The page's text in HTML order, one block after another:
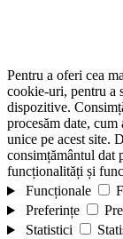
Pentru a oferi cea
cookie-uri, pentru a
dispozitive.
procesăm date,
unice pe acest site.
consimțământul dat
funcționalități și
Funcționale
Preferințe
Statistici